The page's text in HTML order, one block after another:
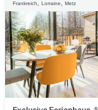
Frankreich, Lorraine, Metz